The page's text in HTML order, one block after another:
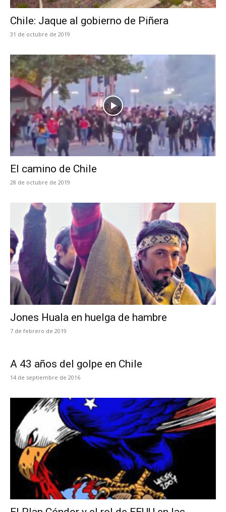
Chile: Jaque al gobierno de Piñera
31 de octubre de 2019
El camino de Chile
28 de octubre de 2019
Jones Huala en huelga de hambre
7 de febrero de 2019
A 43 años del golpe en Chile
14 de septiembre de 2016